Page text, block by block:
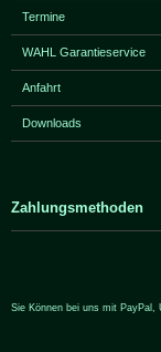
Termine
WAHL Garantieservice
Anfahrt
Downloads
Zahlungsmethoden
Sie Können bei uns mit PayPal,